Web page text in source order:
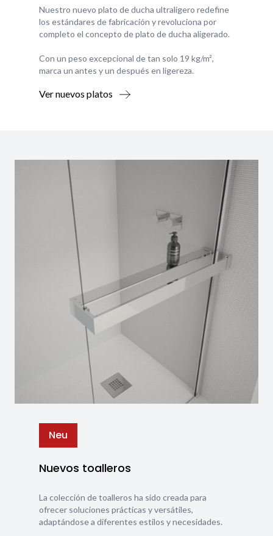
Nuestro nuevo plato de ducha ultraligero redefine
los estándares de fabricación y revoluciona por
completo el concepto de plato de ducha aligerado.
Con un peso excepcional de tan solo 19 kg/m²,
marca un antes y un después en ligereza.
Ver nuevos platos
Neu
Nuevos toalleros
La colección de toalleros ha sido creada para
ofrecer soluciones prácticas y versátiles,
adaptándose a diferentes estilos y necesidades.